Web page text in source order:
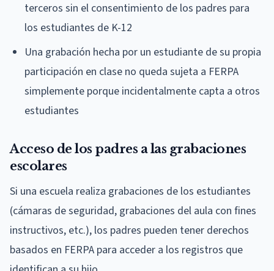
terceros sin el consentimiento de los padres para
los estudiantes de K-12
Una grabación hecha por un estudiante de su propia
participación en clase no queda sujeta a FERPA
simplemente porque incidentalmente capta a otros
estudiantes
Acceso de los padres a las grabaciones
escolares
Si una escuela realiza grabaciones de los estudiantes
(cámaras de seguridad, grabaciones del aula con fines
instructivos, etc.), los padres pueden tener derechos
basados en FERPA para acceder a los registros que